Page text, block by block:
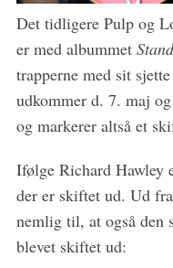
Det tidligere Pulp og
er med albummet
trapperne med sit
udkommer d. 7. maj
og markerer altså et
Ifølge Richard Hawley
der er skiftet ud. Ud
nemlig til, at også den
blevet skiftet ud: